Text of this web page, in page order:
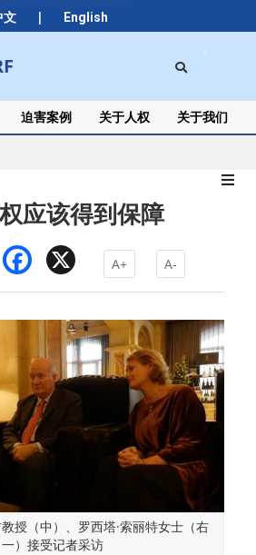
文 | English
迫害案例 关于人权 关于我们
应该得到保障
Facebook A+ A-
授（中）、罗西塔·索丽特女士（右
一）接受记者采访